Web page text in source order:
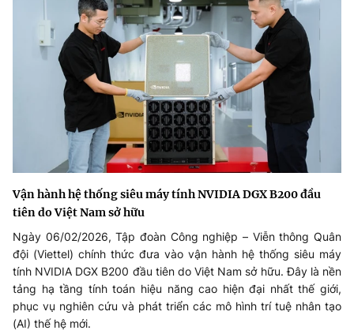
Vận hành hệ thống siêu máy tính NVIDIA DGX B200 đầu
tiên do Việt Nam sở hữu
Ngày 06/02/2026, Tập đoàn Công nghiệp – Viễn thông Quân
đội (Viettel) chính thức đưa vào vận hành hệ thống siêu máy
tính NVIDIA DGX B200 đầu tiên do Việt Nam sở hữu. Đây là nền
tảng hạ tầng tính toán hiệu năng cao hiện đại nhất thế giới,
phục vụ nghiên cứu và phát triển các mô hình trí tuệ nhân tạo
(AI) thế hệ mới.